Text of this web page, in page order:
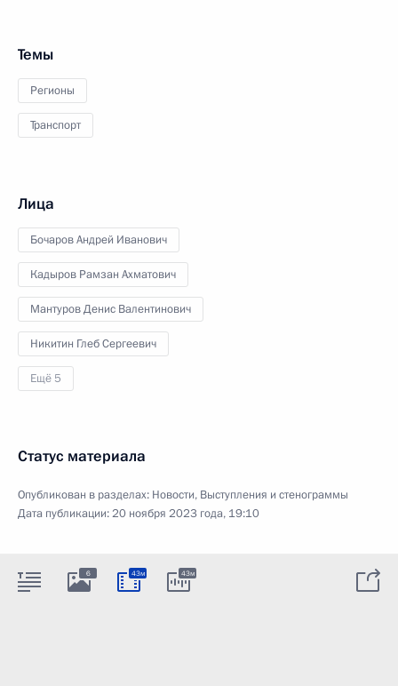
Темы
Регионы
Транспорт
Лица
Бочаров Андрей Иванович
Кадыров Рамзан Ахматович
Мантуров Денис Валентинович
Никитин Глеб Сергеевич
Ещё 5
Статус материала
Опубликован в разделах: Новости, Выступления и стенограммы
Дата публикации:20 ноября 2023 года, 19:10
6 43м 43м